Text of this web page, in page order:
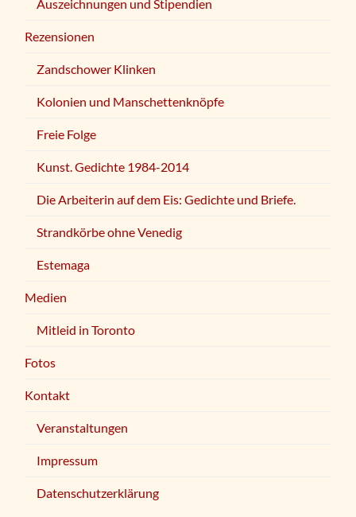
Auszeichnungen und Stipendien
Rezensionen
Zandschower Klinken
Kolonien und Manschettenknöpfe
Freie Folge
Kunst. Gedichte 1984-2014
Die Arbeiterin auf dem Eis: Gedichte und Briefe.
Strandkörbe ohne Venedig
Estemaga
Medien
Mitleid in Toronto
Fotos
Kontakt
Veranstaltungen
Impressum
Datenschutzerklärung